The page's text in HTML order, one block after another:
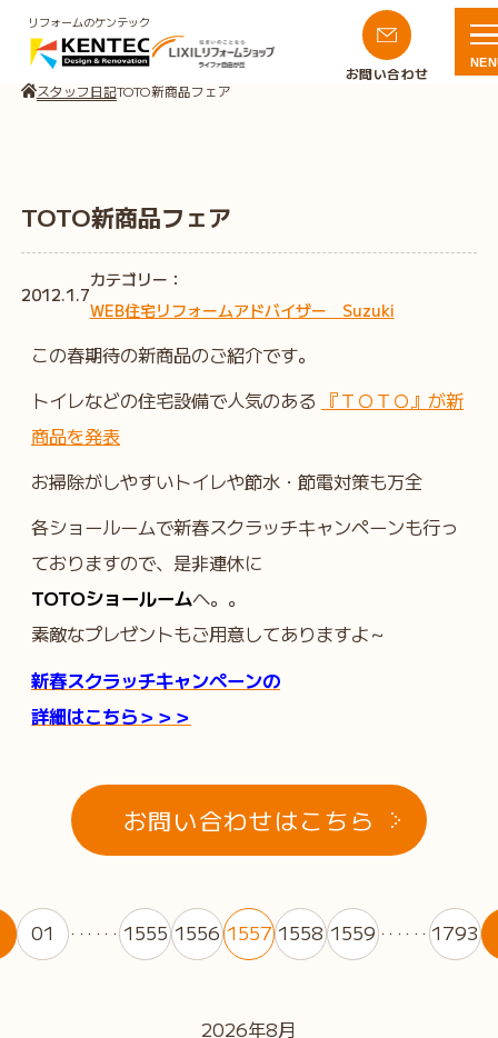
リフォームのケンテック
お問い合わせ
スタッフ日記TOTO新商品フェア
TOTO新商品フェア
2012.1.7
カテゴリー：
WEB住宅リフォームアドバイザー Suzuki
この春期待の新商品のご紹介です。
トイレなどの住宅設備で人気のある 『ＴＯＴＯ』が新
商品を発表
お掃除がしやすいトイレや節水・節電対策も万全
各ショールームで新春スクラッチキャンペーンも行っ
ておりますので、是非連休に
TOTOショールームへ。。
素敵なプレゼントもご用意してありますよ～
新春スクラッチキャンペーンの
詳細はこちら＞＞＞
お問い合わせはこちら
01 ・・・・・・ 1555 1556 1557 1558 1559 ・・・・・・ 1793
2026年8月